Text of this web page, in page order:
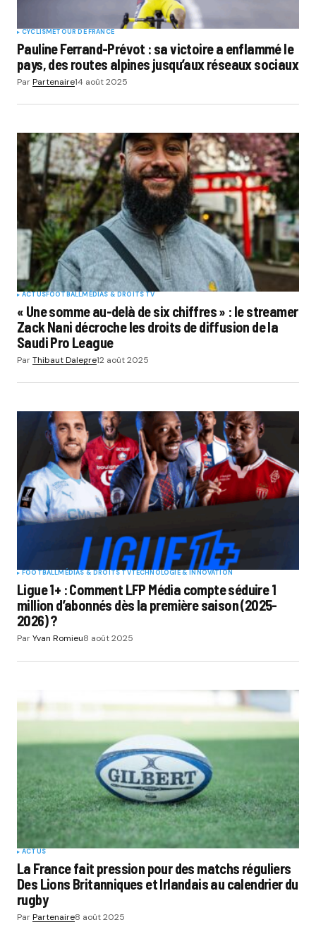
CYCLISMETOUR DE FRANCE
Pauline Ferrand-Prévot : sa victoire a enflammé le
pays, des routes alpines jusqu’aux réseaux sociaux
ParPartenaire14 août 2025
ACTUSFOOTBALLMÉDIAS & DROITS TV
« Une somme au-delà de six chiffres » : le streamer
Zack Nani décroche les droits de diffusion de la
Saudi Pro League
ParThibaut Dalegre12 août 2025
FOOTBALLMÉDIAS & DROITS TVTECHNOLOGIE & INNOVATION
Ligue 1+ : Comment LFP Média compte séduire 1
million d’abonnés dès la première saison (2025-
2026) ?
ParYvan Romieu8 août 2025
ACTUS
La France fait pression pour des matchs réguliers
Des Lions Britanniques et Irlandais au calendrier du
rugby
ParPartenaire8 août 2025